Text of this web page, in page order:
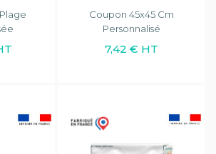
Coupon 45x45 Cm
Personnalisé
7,42 € HT